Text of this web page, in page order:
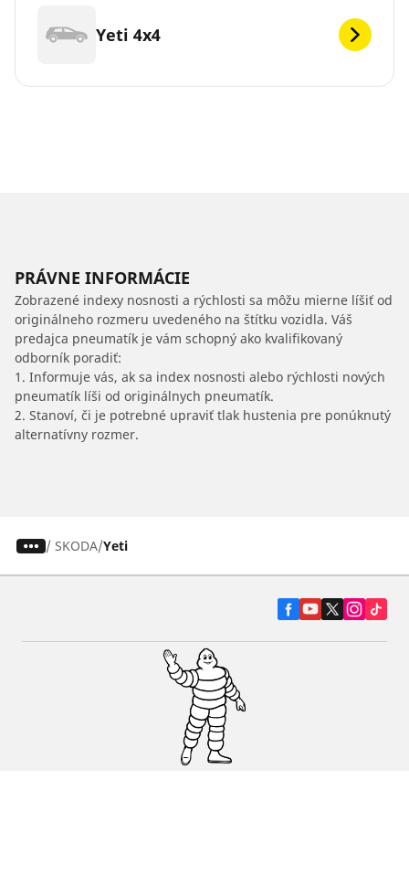
Yeti 4x4
PRÁVNE INFORMÁCIE
Zobrazené indexy nosnosti a rýchlosti sa môžu mierne líšiť od
originálneho rozmeru uvedeného na štítku vozidla. Váš
predajca pneumatík je vám schopný ako kvalifikovaný
odborník poradiť:
1. Informuje vás, ak sa index nosnosti alebo rýchlosti nových
pneumatík líši od originálnych pneumatík.
2. Stanoví, či je potrebné upraviť tlak hustenia pre ponúknutý
alternatívny rozmer.
/ SKODA Yeti